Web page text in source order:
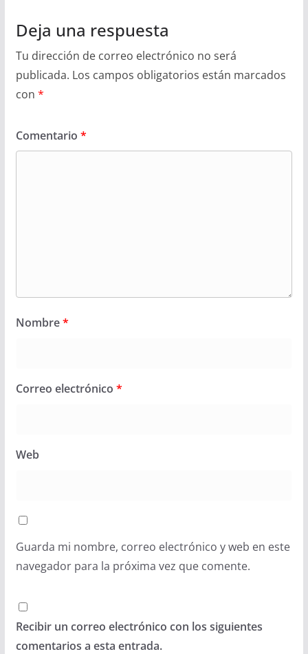
Deja una respuesta
Tu dirección de correo electrónico no será
publicada. Los campos obligatorios están marcados
con *
Comentario *
Nombre*
Correo electrónico *
Web
Guarda mi nombre, correo electrónico y web en este
navegador para la próxima vez que comente.
Recibir un correo electrónico con los siguientes
comentarios a esta entrada.